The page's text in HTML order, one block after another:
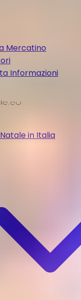
Mercatino
Informazioni
in Italia